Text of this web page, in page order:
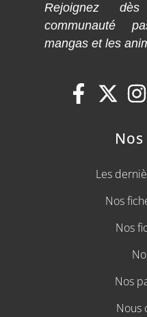
Rejoignez
communauté
mangas et les
Les
Nos
Nos
Nos
Nous